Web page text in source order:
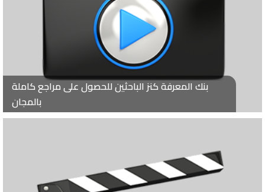
بنك المعرفة كنز الباحثين للحصول على مراجع كاملة
بالمجان